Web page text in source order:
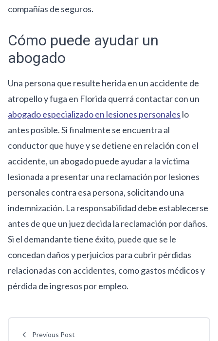
compañías de seguros.
Cómo puede ayudar un
abogado
Una persona que resulte herida en un accidente de
atropello y fuga en Florida querrá contactar con un
abogado especializado en lesiones personales lo
antes posible. Si finalmente se encuentra al
conductor que huye y se detiene en relación con el
accidente, un abogado puede ayudar a la víctima
lesionada a presentar una reclamación por lesiones
personales contra esa persona, solicitando una
indemnización. La responsabilidad debe establecerse
antes de que un juez decida la reclamación por daños.
Si el demandante tiene éxito, puede que se le
concedan daños y perjuicios para cubrir pérdidas
relacionadas con accidentes, como gastos médicos y
pérdida de ingresos por empleo.
Previous Post